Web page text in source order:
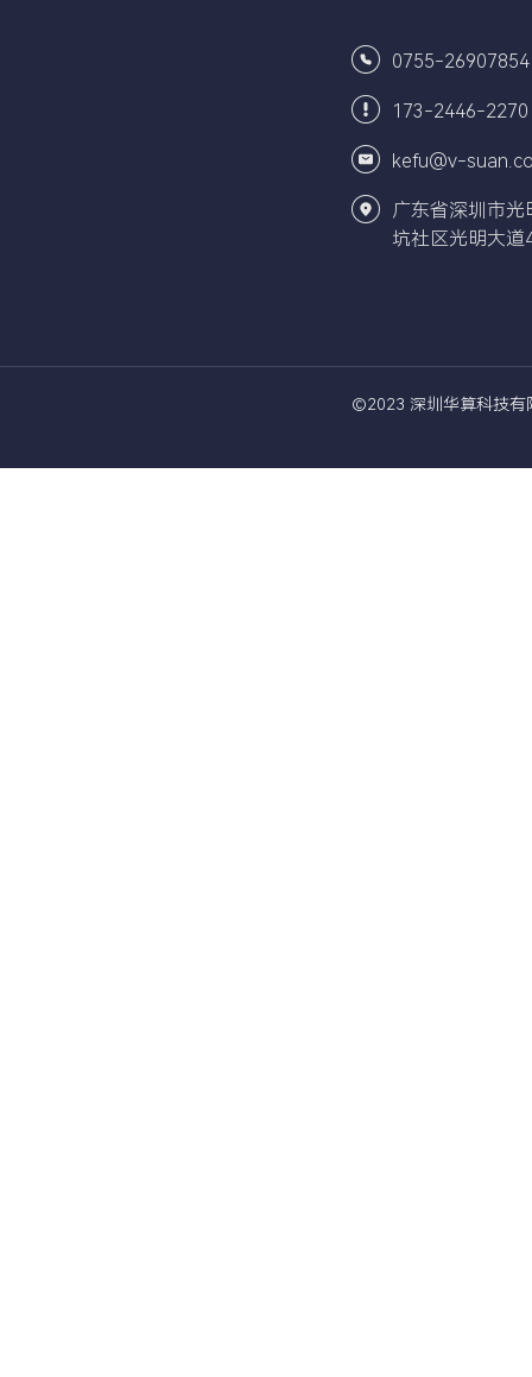
0755-26907854
173-2446-2270
kefu@v-
广东省深圳市
坑社区光明大道
©2023 深圳华算科技